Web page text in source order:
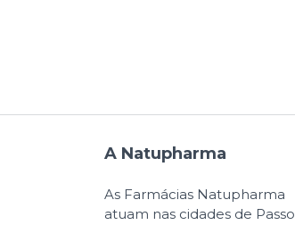
A Natupharma
As Farmácias Natupharma
atuam nas cidades de Passo